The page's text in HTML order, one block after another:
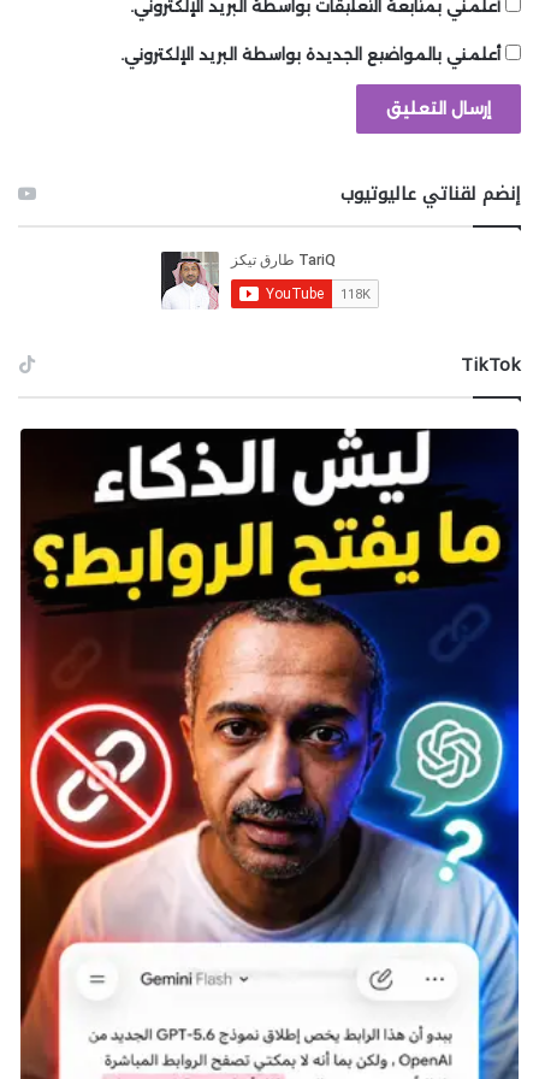
أعلمني بمتابعة التعليقات بواسطة البريد الإلكتروني.
أعلمني بالمواضيع الجديدة بواسطة البريد الإلكتروني.
إنضم لقناتي عاليوتيوب
‫TikTok